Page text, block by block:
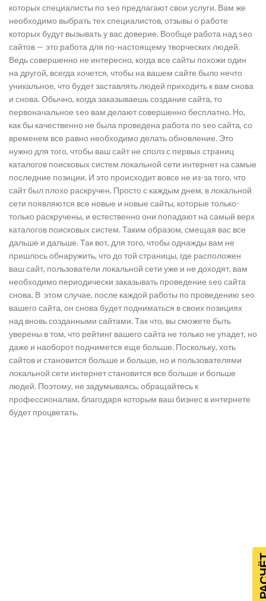
которых специалисты по seo предлагают свои услуги. Вам же
необходимо выбрать тех специалистов, отзывы о работе
которых будут вызывать у вас доверие. Вообще работа над seo
сайтов — это работа для по-настоящему творческих людей.
Ведь совершенно не интересно, когда все сайты похожи один
на другой, всегда хочется, чтобы на вашем сайте было нечто
уникальное, что будет заставлять людей приходить к вам снова
и снова. Обычно, когда заказываешь создание сайта, то
первоначальное seo вам делают совершенно бесплатно. Но,
как бы качественно не была проведена работа по seo сайта, со
временем все равно необходимо делать обновление. Это
нужно для того, чтобы ваш сайт не сполз с первых страниц
каталогов поисковых систем локальной сети интернет на самые
последние позиции. И это происходит вовсе не из-за того, что
сайт был плохо раскручен. Просто с каждым днем, в локальной
сети появляются все новые и новые сайты, которые только-
только раскручены, и естественно они попадают на самый верх
каталогов поисковых систем. Таким образом, смещая вас все
дальше и дальше. Так вот, для того, чтобы однажды вам не
пришлось обнаружить, что до той страницы, где расположен
ваш сайт, пользователи локальной сети уже и не доходят, вам
необходимо периодически заказывать проведение seo сайта
снова. В этом случае, после каждой работы по проведению seo
вашего сайта, он снова будет подниматься в своих позициях
над вновь созданными сайтами. Так что, вы сможете быть
уверены в том, что рейтинг вашего сайта не только не упадет, но
даже и наоборот поднимется еще больше. Поскольку, хоть
сайтов и становится больше и больше, но и пользователями
локальной сети интернет становится все больше и больше
людей. Поэтому, не задумываясь, обращайтесь к
профессионалам, благодаря которым ваш бизнес в интернете
будет процветать.